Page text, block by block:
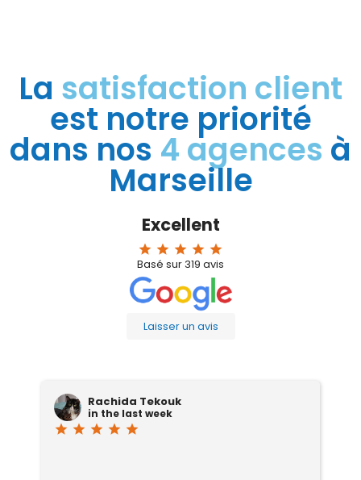
La satisfaction client
est notre priorité
dans nos 4 agences à
Marseille
Excellent
star star star star star
Basé sur 319 avis
Laisser un avis
Rachida Tekouk
in the last week
star star star star star